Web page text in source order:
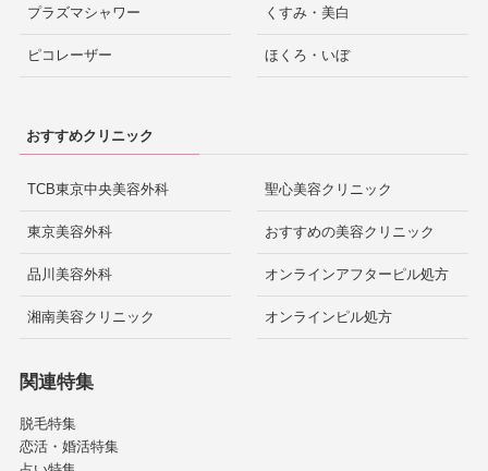
プラズマシャワー
ピコレーザー
くすみ・美白
ほくろ・いぼ
おすすめクリニック
TCB東京中央美容外科
東京美容外科
品川美容外科
湘南美容クリニック
聖心美容クリニック
おすすめの美容クリニック
オンラインアフターピル処方
オンラインピル処方
関連特集
脱毛特集
恋活・婚活特集